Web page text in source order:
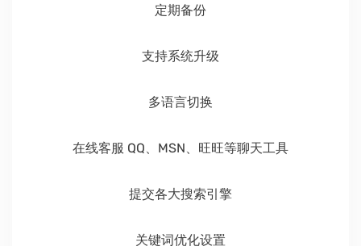
定期备份
支持系统升级
多语言切换
在线客服 QQ、MSN、旺旺等聊天工具
提交各大搜索引擎
关键词优化设置